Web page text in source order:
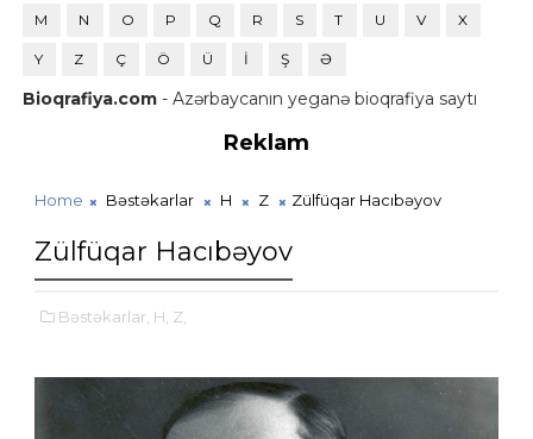
M N O P Q R S T U V X
Y Z Ç Ö Ü İ Ş Ə
Bioqrafiya.com- Azərbaycanın yeganə bioqrafiya saytı
Reklam
Home Bəstəkarlar H Z Zülfüqar Hacıbəyov
Zülfüqar Hacıbəyov
Bəstəkarlar, H, Z,